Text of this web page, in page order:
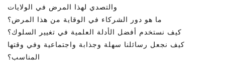
والتصدي لهذا المرض في الولايات
ما هو دور الشركاء في الوقاية من هذا المرض؟
كيف نستخدم أفضل الأدلة العلمية في تغيير السلوك؟
كيف نجعل رسائلنا سهلة وجذابة واجتماعية وفي وقتها
المناسب؟